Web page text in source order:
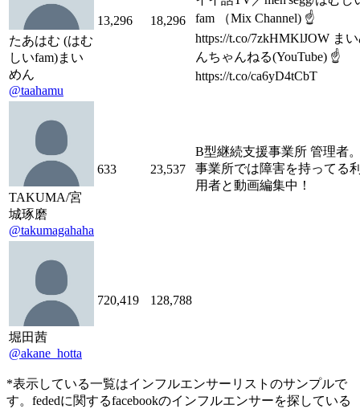
たあはむ (はむ
しいfam)まい
めん
@taahamu
13,296 18,296
fam （Mix Channel) ☝️
https://t.co/7zkHMKlJOW ま
んちゃんねる(YouTube) ☝️
https://t.co/ca6yD4tCbT
TAKUMA/宮
城琢磨
@takumagahaha
633 23,537
B型継続支援事業所 管理者
事業所では障害を持ってる
用者と動画編集中！
堀田茜
@akane_hotta
720,419 128,788
*表示している一覧はインフルエンサーリストのサンプルで
す。fededに関するfacebookのインフルエンサーを探している